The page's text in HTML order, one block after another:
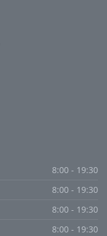
8:00 - 19:30
8:00 - 19:30
8:00 - 19:30
8:00 - 19:30